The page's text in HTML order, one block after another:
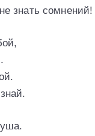
знать сомнений!